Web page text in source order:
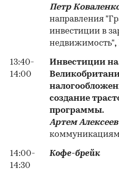
Петр
направления
инвестиции в
недвижимость",
13:40-
14:00
Инвестиции
создание
программы.
Артем
коммуникациям
14:00-
14:30
Кофе-брейк